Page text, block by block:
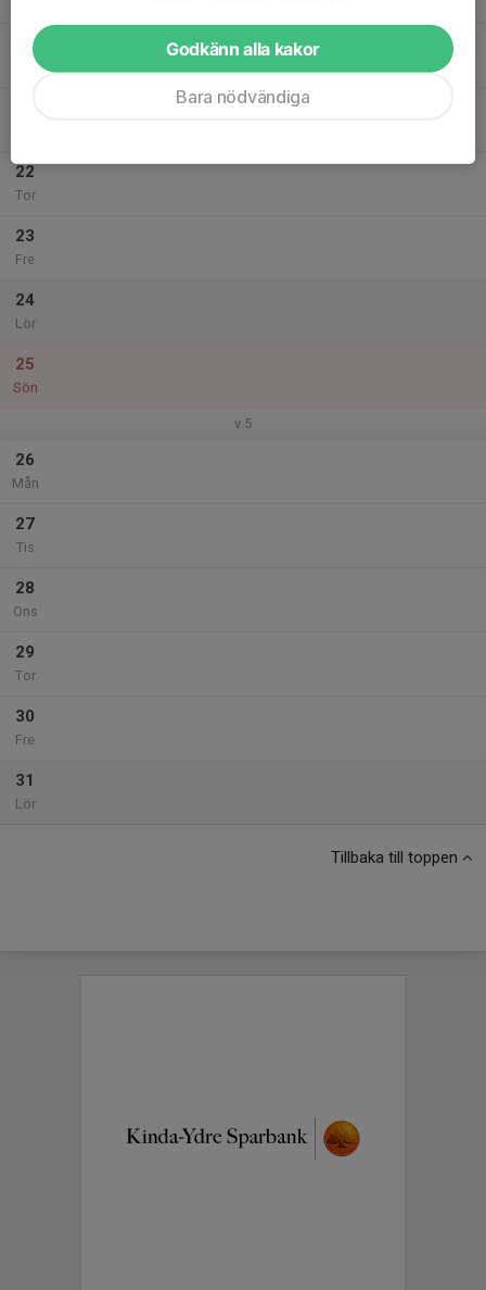
20
22
Tor
23
Fre
24
Lör
25
Sön
v.5
26
Mån
27
Tis
28
Ons
29
Tor
30
Fre
31
Lör
Tillbaka till toppen
Godkänn alla kakor
Bara nödvändiga